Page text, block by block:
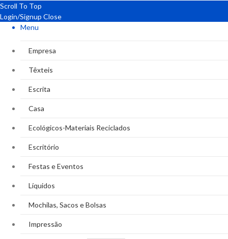
Scroll To Top
Login/Signup Close
Menu
Empresa
Têxteis
Escrita
Casa
Ecológicos-Materiais Reciclados
Escritório
Festas e Eventos
Líquidos
Mochilas, Sacos e Bolsas
Impressão